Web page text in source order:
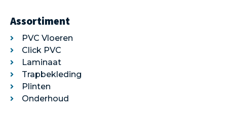
Assortiment
PVC Vloeren
Click PVC
Laminaat
Trapbekleding
Plinten
Onderhoud